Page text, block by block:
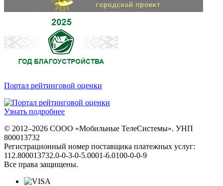
Портал рейтинговой оценки
Узнать подробнее
© 2012–2026 СООО «Мобильные ТелеСистемы». УНП
800013732
Регистрационный номер поставщика платежных услуг:
112.800013732.0-0-3-0-5.0001-6.0100-0-0-9
Все права защищены.